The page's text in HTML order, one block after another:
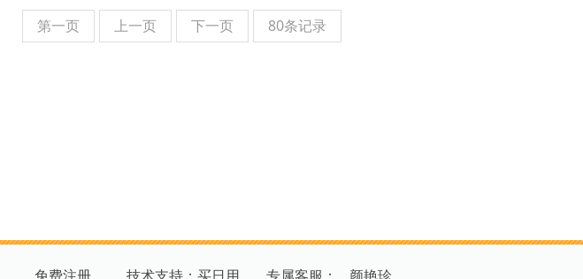
第一页 上一页 下一页 80条记录